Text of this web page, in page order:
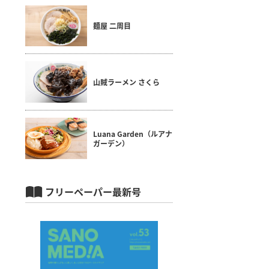
麺屋 二周目
山賊ラーメン さくら
Luana Garden（ルアナ
ガーデン）
フリーペーパー最新号